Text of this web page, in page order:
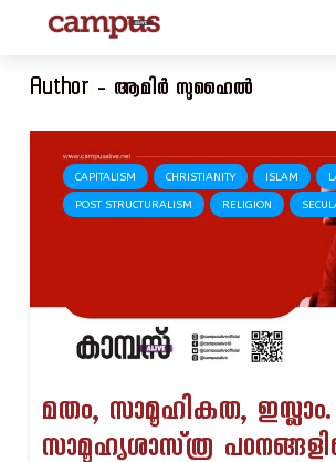
Author - ആമിർ സുഹൈൽ
CAPITALISM CHRISTIANITY ISLAM
POST STRUCTURALISM RELIGION
മതം, സാമൂഹികത, ഇസ്ലാം.
സാമൂഹ്യശാസ്‌ത്ര